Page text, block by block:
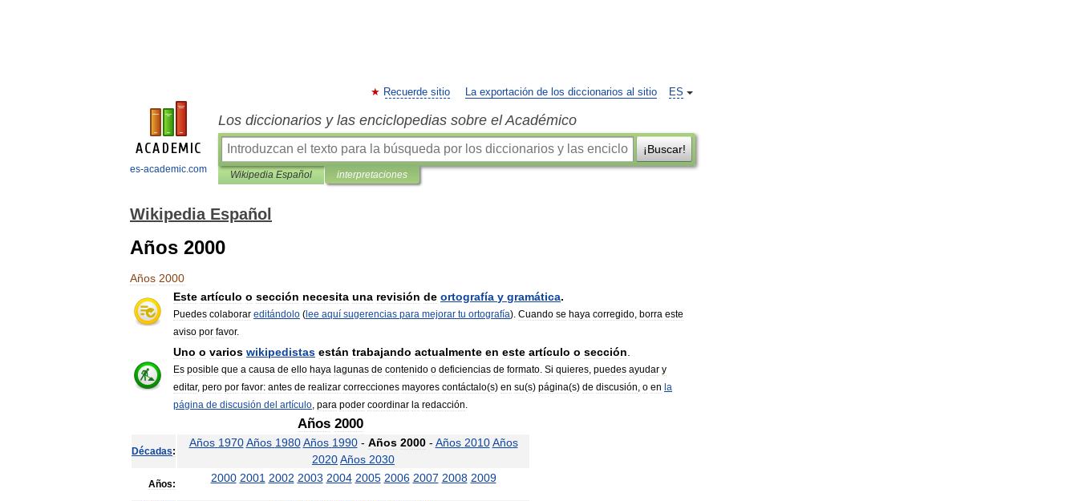
es-academic.com
ES
Recuerde sitio La exportación de los diccionarios al sitio
Los diccionarios y las enciclopedias sobre el Académico
¡Buscar!
Wikipedia Español interpretaciones
Wikipedia Español
Años 2000
Años 2000
Este artículo o sección necesita una revisión de ortografía y gramática.
Puedes colaborar editándolo ( lee aquí sugerencias para mejorar tu ortografía). Cuando se haya corregido, borra este
aviso por favor.
Uno o varios wikipedistas están trabajando actualmente en este artículo o sección
Es posible que a causa de ello haya lagunas de contenido o deficiencias de formato. Si quieres, puedes ayudar y
editar, pero por favor: antes de realizar correcciones mayores contáctalo(s) en su(s) página(s) de discusión, o en la
página de discusión del artículo, para poder coordinar la redacción.
Años 2000
Décadas:
Años 1970 Años 1980 Años 1990- Años 2000- Años 2010 Años
2020Años 2030
Años: 2000 2001 2002 2003 2004 2005 2006 2007 2008 2009